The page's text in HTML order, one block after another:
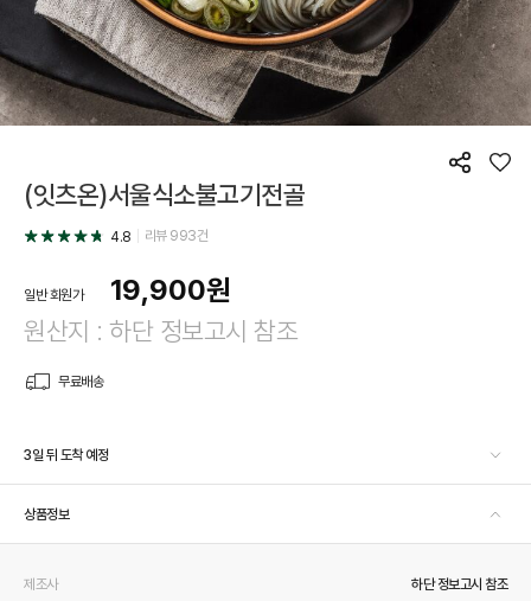
공
좋
(잇츠온)서울식소불고기전골
4.8 리뷰993건
일반 회원가 19,900원
원산지 : 하단 정보고시 참조
무료배송
3일 뒤 도착 예정
상품정보
제조사
하단 정보고시 참조